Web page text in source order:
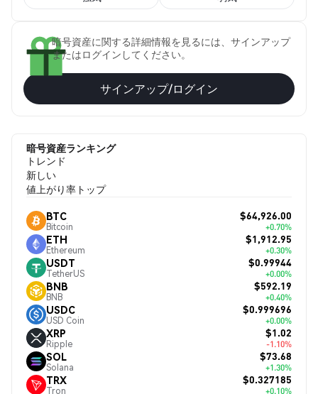
暗号資産に関する詳細情報を見るには、サインアップ
またはログインしてください。
サインアップ/ログイン
暗号資産ランキング
トレンド
新しい
値上がり率トップ
BTC
Bitcoin
$64,926.00
+0.70%
ETH
Ethereum
$1,912.95
+0.30%
USDT
TetherUS
$0.99944
+0.00%
BNB
BNB
$592.19
+0.40%
USDC
USD Coin
$0.999696
+0.00%
XRP
Ripple
$1.02
-1.10%
SOL
Solana
$73.68
+1.30%
TRX
Tron
$0.327185
+0.10%